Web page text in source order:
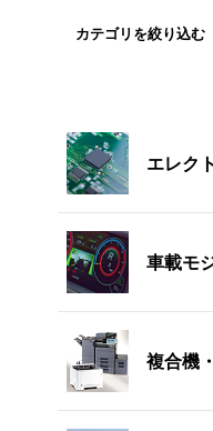
カテゴリを絞り込む
エレク
車載モ
複合機